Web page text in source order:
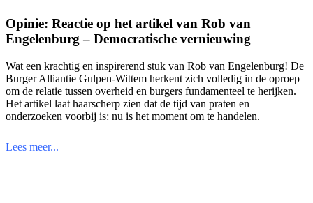
Opinie: Reactie op het artikel van Rob van
Engelenburg – Democratische vernieuwing
Wat een krachtig en inspirerend stuk van Rob van Engelenburg! De
Burger Alliantie Gulpen-Wittem herkent zich volledig in de oproep
om de relatie tussen overheid en burgers fundamenteel te herijken.
Het artikel laat haarscherp zien dat de tijd van praten en
onderzoeken voorbij is: nu is het moment om te handelen.
Lees meer...